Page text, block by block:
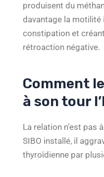
produisent du
davantage la motilité
constipation et
rétroaction négative.
Comment
à son tour
La relation n’est pas
SIBO installé, il
thyroïdienne par